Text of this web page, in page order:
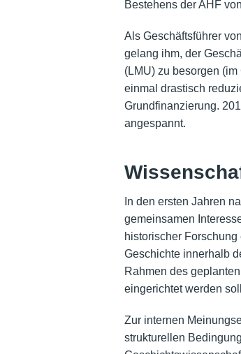
Bestehens der AHF
Als Geschäftsführer
gelang ihm, der
(LMU) zu besorgen
einmal drastisch
Grundfinanzierung.
angespannt.
In den ersten Jahren
gemeinsamen
historischer
Geschichte innerhalb
Rahmen des
eingerichtet werden
Zur internen
strukturellen